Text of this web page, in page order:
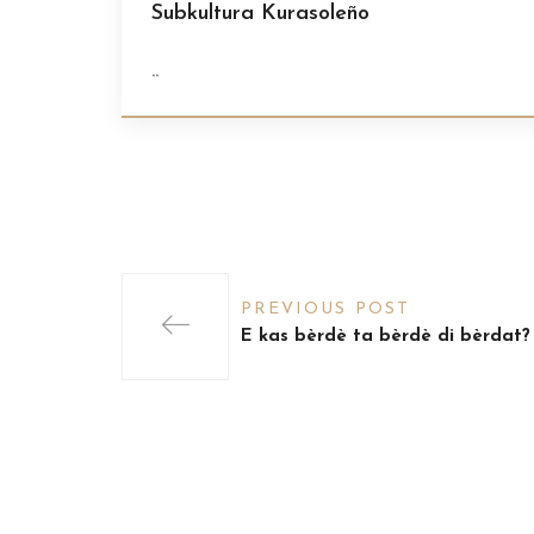
Subkultura Kurasoleño
..
PREVIOUS POST
E kas bèrdè ta bèrdè di bèrdat?